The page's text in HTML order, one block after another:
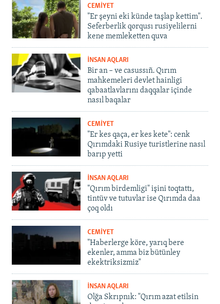
CEMİYET
"Er şeyni eki künde taşlap kettim".
Seferberlik qorqusı rusiyelilerni
kene memleketten quva
İNSAN AQLARI
Bir an – ve casussıñ. Qırım
mahkemeleri devlet hainligi
qabaatlavlarını daqqalar içinde
nasıl baqalar
CEMİYET
"Er kes qaça, er kes kete": cenk
Qırımdaki Rusiye turistlerine nasıl
barıp yetti
İNSAN AQLARI
"Qırım birdemligi" işini toqtattı,
tintüv ve tutuvlar ise Qırımda daa
çoq oldı
CEMİYET
"Haberlerge köre, yarıq bere
ekenler, amma biz bütünley
ekektriksizmiz"
İNSAN AQLARI
Olğa Skrıpnık: "Qırım azat etilsin